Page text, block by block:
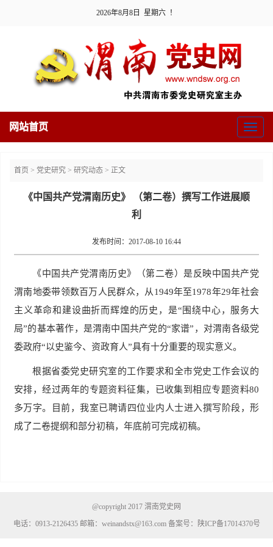
2026年8月8日 星期六 ！
Toggle
网站首页
首页 > 党史研究 > 研究动态 > 正文
《中国共产党渭南历史》 （第二卷）撰写工作进展顺
利
发布时间：2017-08-10 16:44
《中国共产党渭南历史》（第二卷）是反映中国共产党
渭南地委带领数百万人民群众，从 1949年至1978年29年社会
主义革命和建设曲折而辉煌的历史，是“围绕中心，服务大
局”的基本著作，是渭南中国共产党的“家谱”，对渭南各级党
委政府“以史鉴今、资政育人”具有十分重要的现实意义。
根据省委党史研究室的工作要求和全市党史工作会议的
安排，经过两年的专题资料征集，已收集到相应专题资料80
多万字。目前，我室已聘请四位业内人士进入撰写阶段，形
成了二卷提纲和部分初稿，年底前可完成初稿。
@copyright 2017 渭南党史网
电话：0913-2126435 邮箱：weinandstx@163.com 备案号：陕ICP备17014370号